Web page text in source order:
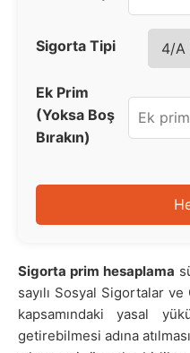
Sigorta Tipi
Ek Prim
(Yoksa Boş
Bırakın)
Sigorta prim hesaplama
sayılı Sosyal Sigortalar
kapsamındaki yasal
getirebilmesi adına